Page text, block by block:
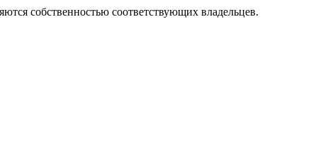
собственностью соответствующих владельцев.